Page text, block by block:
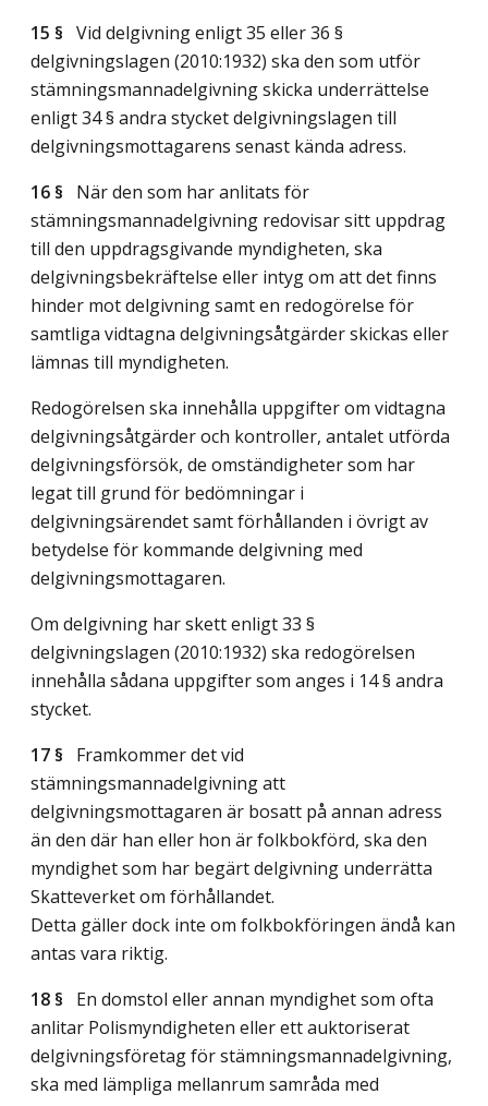
15 § Vid delgivning enligt 35 eller 36 §
delgivningslagen (2010:1932) ska den som utför
stämningsmannadelgivning skicka underrättelse
enligt 34 § andra stycket delgivningslagen till
delgivningsmottagarens senast kända adress.
16 § När den som har anlitats för
stämningsmannadelgivning redovisar sitt uppdrag
till den uppdragsgivande myndigheten, ska
delgivningsbekräftelse eller intyg om att det finns
hinder mot delgivning samt en redogörelse för
samtliga vidtagna delgivningsåtgärder skickas eller
lämnas till myndigheten.
Redogörelsen ska innehålla uppgifter om vidtagna
delgivningsåtgärder och kontroller, antalet utförda
delgivningsförsök, de omständigheter som har
legat till grund för bedömningar i
delgivningsärendet samt förhållanden i övrigt av
betydelse för kommande delgivning med
delgivningsmottagaren.
Om delgivning har skett enligt 33 §
delgivningslagen (2010:1932) ska redogörelsen
innehålla sådana uppgifter som anges i 14 § andra
stycket.
17 § Framkommer det vid
stämningsmannadelgivning att
delgivningsmottagaren är bosatt på annan adress
än den där han eller hon är folkbokförd, ska den
myndighet som har begärt delgivning underrätta
Skatteverket om förhållandet.
Detta gäller dock inte om folkbokföringen ändå kan
antas vara riktig.
18 § En domstol eller annan myndighet som ofta
anlitar Polismyndigheten eller ett auktoriserat
delgivningsföretag för stämningsmannadelgivning,
ska med lämpliga mellanrum samråda med